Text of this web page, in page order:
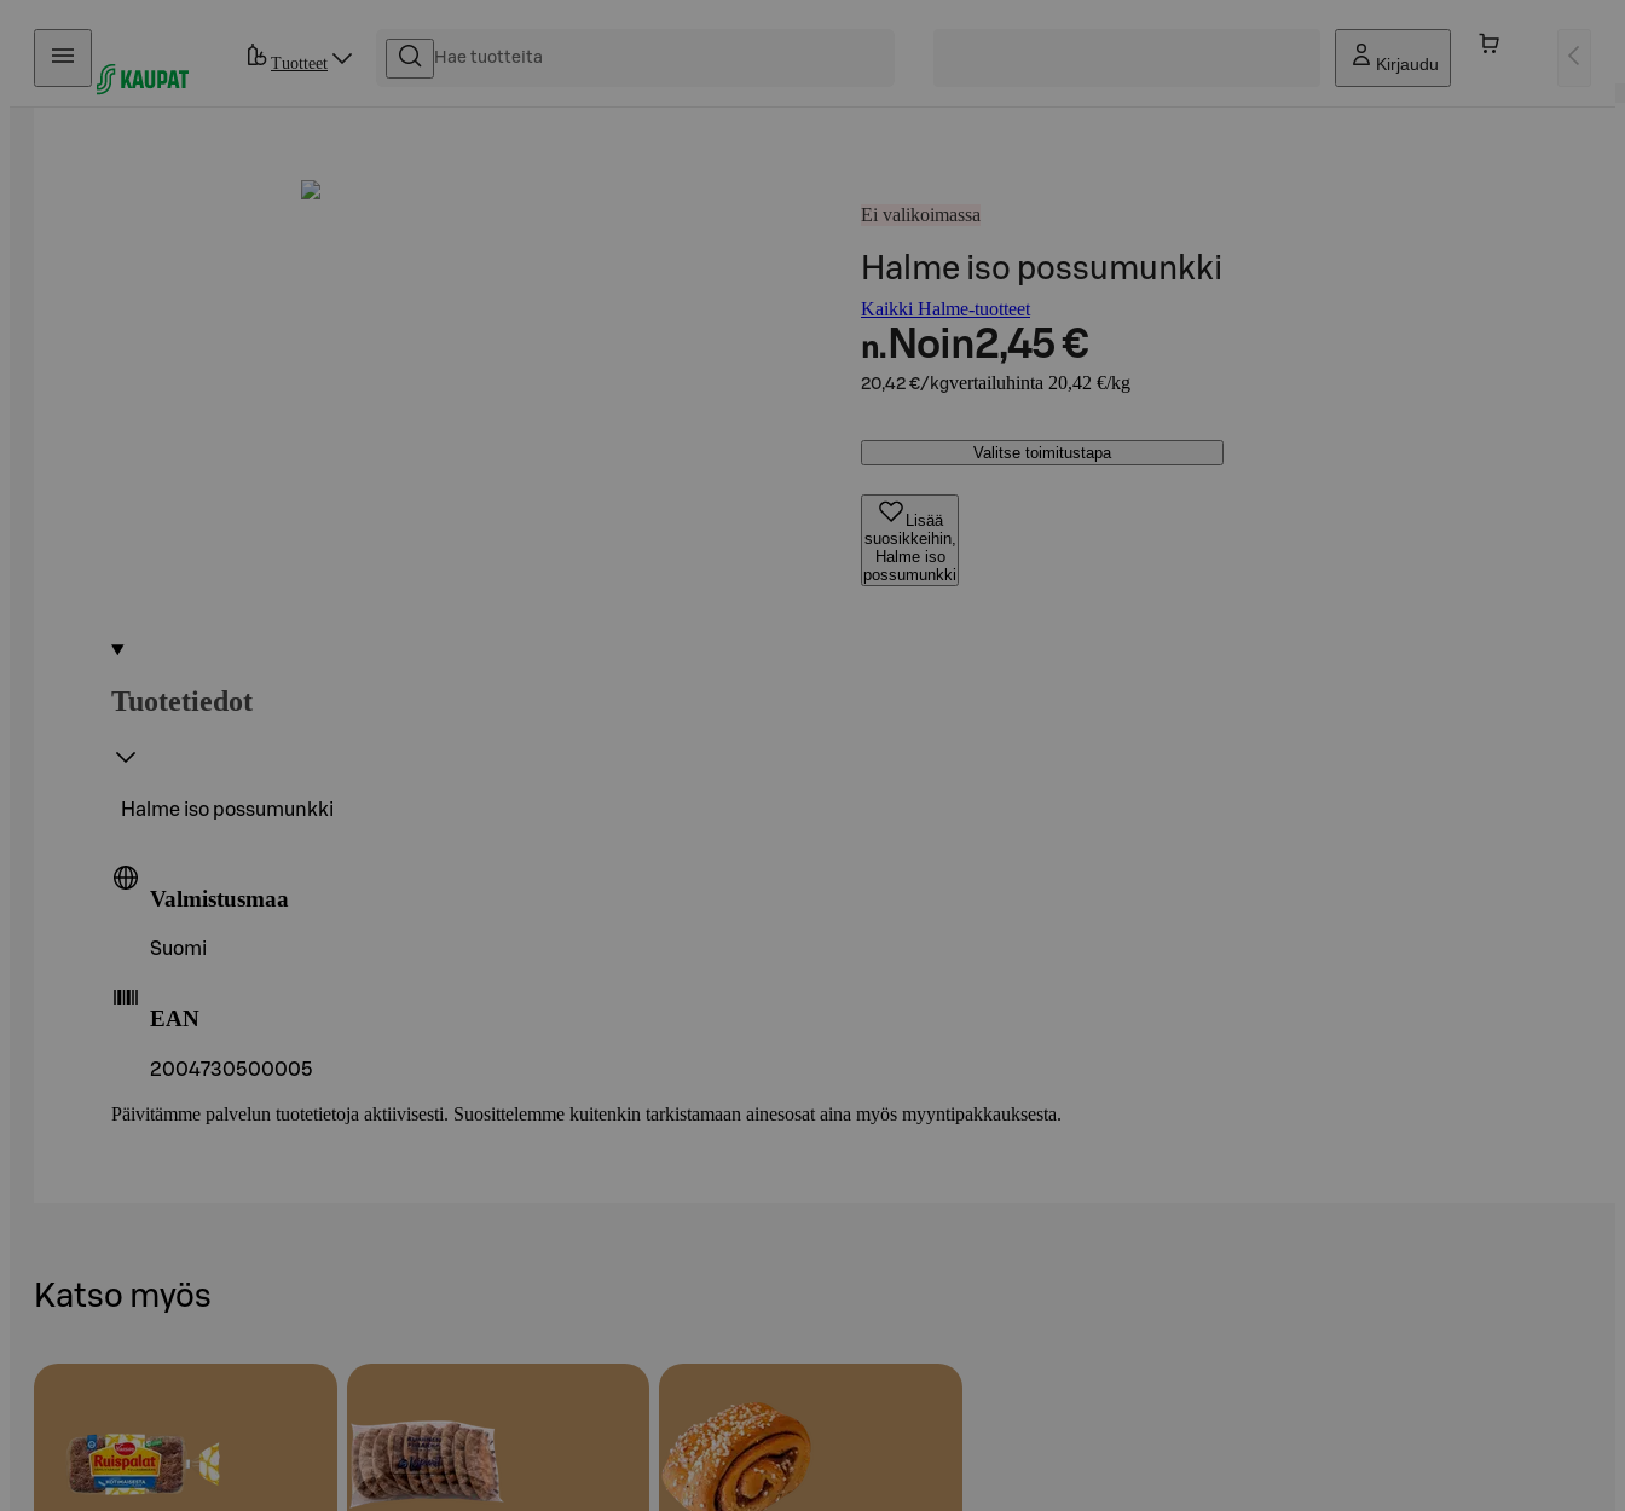
Hyppää sisältöön
Tuotteet Kirjaudu
Ei valikoimassa
Halme iso possumunkki
Kaikki Halme-tuotteet
n. Noin2,45 €
20,42 €/kgvertailuhinta 20,42 €/kg
Valitse toimitustapa
Lisää
suosikkeihin,
Halme iso
possumunkki
Tuotetiedot
Halme iso possumunkki
Valmistusmaa
Suomi
EAN
2004730500005
Päivitämme palvelun tuotetietoja aktiivisesti. Suosittelemme kuitenkin tarkistamaan ainesosat aina myös myyntipakkauksesta.
Katso myös